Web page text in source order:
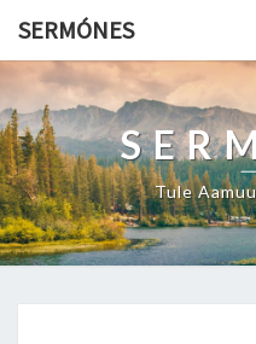
SERMÓNES
Tule